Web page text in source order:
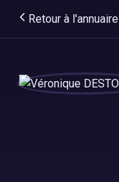
Retour à l'annuaire